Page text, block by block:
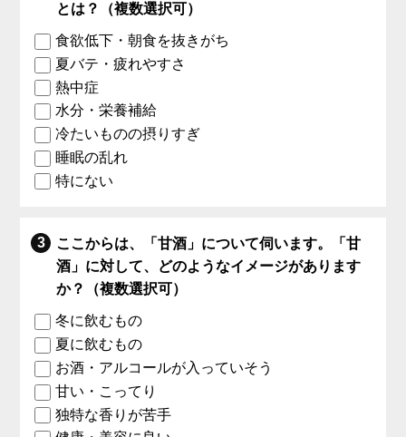
とは？（複数選択可）
食欲低下・朝食を抜きがち
夏バテ・疲れやすさ
熱中症
水分・栄養補給
冷たいものの摂りすぎ
睡眠の乱れ
特にない
ここからは、「甘酒」について伺います。「甘
酒」に対して、どのようなイメージがあります
か？（複数選択可）
冬に飲むもの
夏に飲むもの
お酒・アルコールが入っていそう
甘い・こってり
独特な香りが苦手